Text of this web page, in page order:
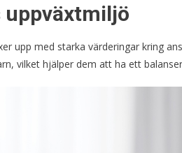
uppväxtmiljö
upp med starka värderingar kring
vilket hjälper dem att ha ett